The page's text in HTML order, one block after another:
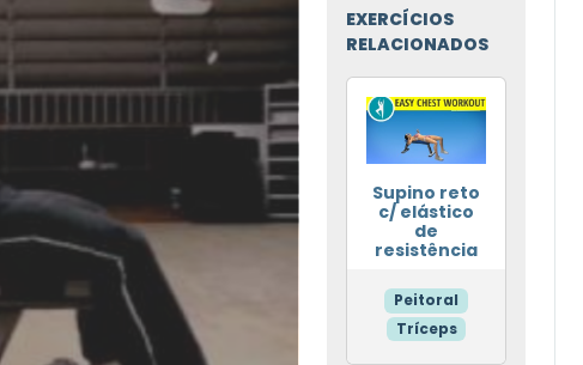
EXERCÍCIOS
RELACIONADOS
Supino reto
c/ elástico
de
resistência
Peitoral
Tríceps